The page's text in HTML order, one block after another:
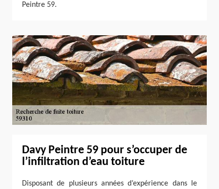
Peintre 59.
Davy Peintre 59 pour s’occuper de
l’infiltration d’eau toiture
Disposant de plusieurs années d’expérience dans le